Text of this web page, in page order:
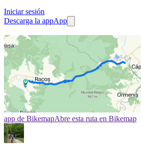
Iniciar sesión
Descarga la appApp
app de BikemapAbre esta ruta en Bikemap